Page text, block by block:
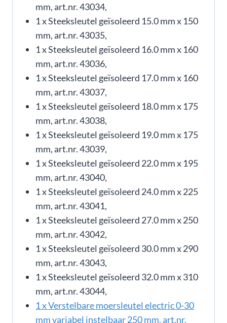
mm, art.nr. 43034,
1 x Steeksleutel geïsoleerd 15.0 mm x 150
mm, art.nr. 43035,
1 x Steeksleutel geïsoleerd 16.0 mm x 160
mm, art.nr. 43036,
1 x Steeksleutel geïsoleerd 17.0 mm x 160
mm, art.nr. 43037,
1 x Steeksleutel geïsoleerd 18.0 mm x 175
mm, art.nr. 43038,
1 x Steeksleutel geïsoleerd 19.0 mm x 175
mm, art.nr. 43039,
1 x Steeksleutel geïsoleerd 22.0 mm x 195
mm, art.nr. 43040,
1 x Steeksleutel geïsoleerd 24.0 mm x 225
mm, art.nr. 43041,
1 x Steeksleutel geïsoleerd 27.0 mm x 250
mm, art.nr. 43042,
1 x Steeksleutel geïsoleerd 30.0 mm x 290
mm, art.nr. 43043,
1 x Steeksleutel geïsoleerd 32.0 mm x 310
mm, art.nr. 43044,
1 x Verstelbare moersleutel electric 0-30
mm variabel instelbaar 250 mm, art.nr.